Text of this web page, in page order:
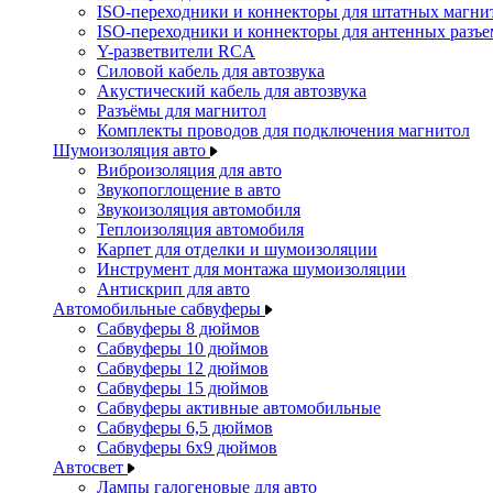
ISO-переходники и коннекторы для штатных
ISO-переходники и коннекторы для антенных
Y-разветвители RCA
Силовой кабель для автозвука
Акустический кабель для автозвука
Разъёмы для магнитол
Комплекты проводов для подключения магнитол
Шумоизоляция авто
Виброизоляция для авто
Звукопоглощение в авто
Звукоизоляция автомобиля
Теплоизоляция автомобиля
Карпет для отделки и шумоизоляции
Инструмент для монтажа шумоизоляции
Антискрип для авто
Автомобильные сабвуферы
Сабвуферы 8 дюймов
Сабвуферы 10 дюймов
Сабвуферы 12 дюймов
Сабвуферы 15 дюймов
Сабвуферы активные автомобильные
Сабвуферы 6,5 дюймов
Сабвуферы 6x9 дюймов
Автосвет
Лампы галогеновые для авто